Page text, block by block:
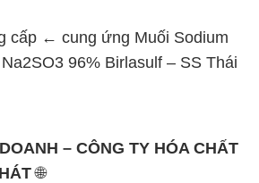
cấp ← cung ứng Muối Sodium
96% Birlasulf – SS Thái
– CÔNG TY HÓA CHẤT
🌐